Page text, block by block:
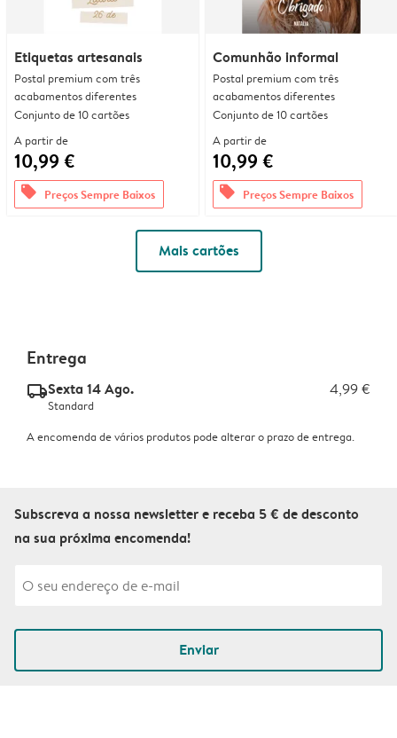
Etiquetas artesanais
Postal premium com três
acabamentos diferentes
Conjunto de 10 cartões
A partir de
10,99 €
offers Preços Sempre Baixos
Comunhão informal
Postal premium com três
acabamentos diferentes
Conjunto de 10 cartões
A partir de
10,99 €
offers Preços Sempre Baixos
Mais cartões
Entrega
delivery_standard_v2Sexta 14 Ago. 4,99 €
Standard
A encomenda de vários produtos pode alterar o prazo de entrega.
Subscreva a nossa newsletter e receba 5 € de desconto
na sua próxima encomenda!
Enviar